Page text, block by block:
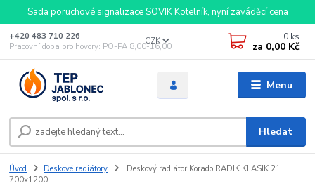
Sada poruchové signalizace SOVIK Kotelník, nyní zaváděcí cena
Menu
CZK
Hledat
+420 483 710 226
Pracovní doba pro hovory: PO-PA 8,00-16,00
0 ks
za 0,00 Kč
Úvod Deskové radiátory
Deskový radiátor Korado RADIK KLASIK 21
700x1200